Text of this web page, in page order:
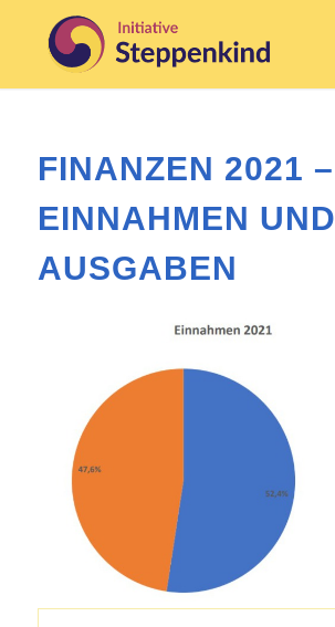
FINANZEN 2021 –
EINNAHMEN UND
AUSGABEN